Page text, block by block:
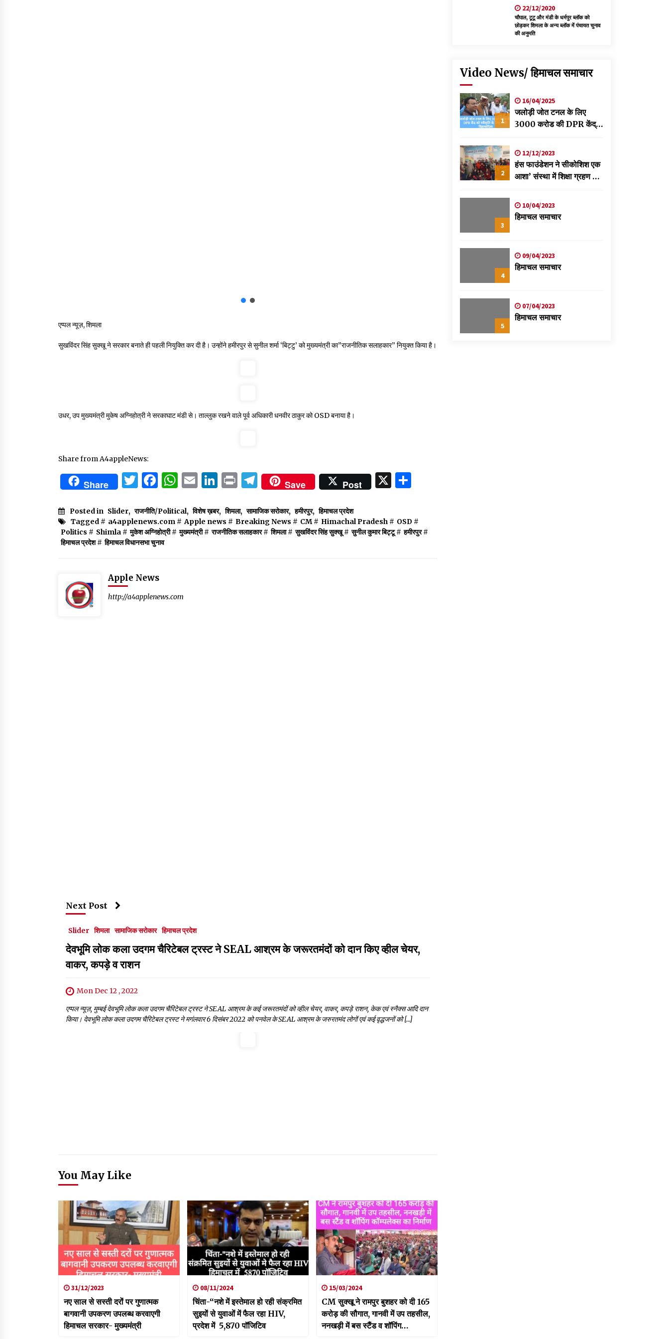
एप्पल न्यूज़, शिमला
सुखविंदर सिंह सुक्खू ने सरकार बनाते ही पहली नियुक्ति कर दी है। उन्होंने हमीरपुर से सुनील शर्मा ‘बिट्टु’ को मुख्यमंत्री का”राजनीतिक सलाहकार” नियुक्त किया है।
उधर, उप मुख्यमंत्री मुकेष अग्निहोत्री ने सरकाघाट मंडी से। ताल्लुक रखने वाले पूर्व अधिकारी धनवीर ठाकुर को OSD बनाया है।
Share from A4appleNews:
Share Twitter
Facebook
WhatsApp
EmailLinkedIn
PrintTelegram
Save Post X
Posted in Slider, राजनीति/Political, विशेष ख़बर, शिमला, सामाजिक सरोकार, हमीरपुर, हिमाचल प्रदेश
Tagged # a4applenews.com # Apple news # Breaking News # CM# Himachal Pradesh # OSD #
Politics # Shimla # मुकेश अग्निहोत्री# मुख्यमंत्री# राजनीतिक सलाहकार# शिमला# सुखविंदर सिंह सुक्खू# सुनील कुमार बिट्टू# हमीरपुर#
हिमाचल प्रदेश# हिमाचल विधानसभा चुनाव
Apple News
http://a4applenews.com
Next Post
Slider शिमला सामाजिक सरोकार हिमाचल प्रदेश
देवभूमि लोक कला उदगम चैरिटेबल ट्रस्ट ने SEAL आश्रम के जरूरतमंदों को दान किए व्हील चेयर,
वाकर, कपड़े व राशन
Mon Dec 12 , 2022
एप्पल न्यूज़, मुम्बई देवभूमि लोक कला उदगम चैरिटेबल ट्रस्ट ने SEAL आश्रम के कई जरूरतमंदों को व्हील चेयर, वाकर, कपड़े राशन, केक एवं स्नैक्स आदि दान
किया। देवभूमि लोक कला उदगम चैरिटेबल ट्रस्ट ने मगंलवार 6 दिसंबर 2022 को पनवेल के SEAL आश्रम के जरुरतमंद लोगों एवं कई वृद्धजनों को […]
You May Like
31/12/2023
नए साल से सस्ती दरों पर गुणात्मक
बागवानी उपकरण उपलब्ध करवाएगी
हिमाचल सरकार- मुख्यमंत्री
08/11/2024
चिंता-“नशे में इस्तेमाल हो रही संक्रमित
सुइयों से युवाओं में फैल रहा HIV,
प्रदेश में 5,870 पॉजिटिव
15/03/2024
CM सुक्खू ने रामपुर बुशहर को दी 165
करोड़ की सौगात, गानवी में उप तहसील,
ननखड़ी में बस स्टैंड व शॉपिंग
22/12/2020
चौपाल, टूटू और मंडी के धर्मपुर ब्लॉक को
छोड़कर शिमला के अन्य ब्लॉक में पंचायत चुनाव
की अनुमति
Video News/ हिमाचल समाचार
1
16/04/2025
जलोड़ी जोत टनल के लिए
3000 करोड की DPR केंद्र
विक्रमादित्य
2
12/12/2023
हंस फाउंडेशन ने सीकोशिश एक
आशा’ संस्था में शिक्षा ग्रहण कर
स्वास्थ्य शिविर
3
10/04/2023
हिमाचल समाचार
4
09/04/2023
हिमाचल समाचार
5
07/04/2023
हिमाचल समाचार